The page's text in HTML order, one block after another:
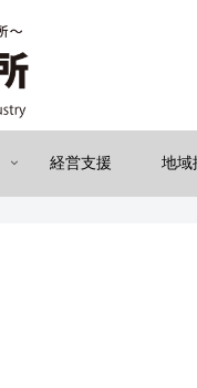
経営支援 地域